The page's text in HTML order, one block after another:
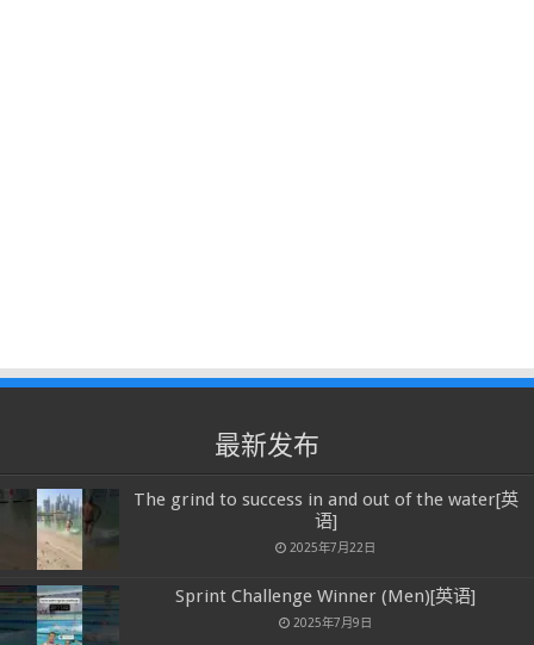
最新发布
The grind to success in and out of the water[英
语]
2025年7月22日
Sprint Challenge Winner (Men)[英语]
2025年7月9日